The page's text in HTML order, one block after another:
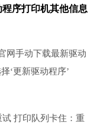
序打印机其他信息
网手动下载最新驱动
‘更新驱动程序’
打印队列卡住：重